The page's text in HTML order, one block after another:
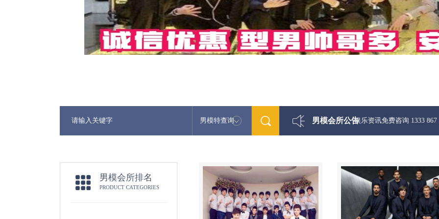
男模特查询 男模会所公告
最新男模娱乐资讯免费咨询 1333 867 6881微信
男模会所排名
PRODUCT CATEGORIES